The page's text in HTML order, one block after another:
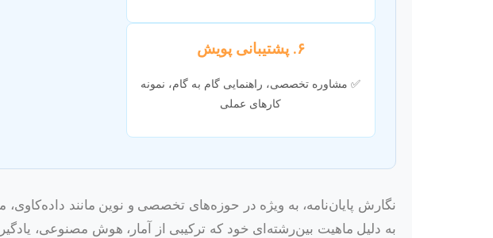
۶. پشتیبانی پویش
✅ مشاوره تخصصی، راهنمایی گام به گام، نمونه
کارهای عملی
نگارش پایان‌نامه، به ویژه در حوزه‌های تخصصی و نوین مانند
به دلیل ماهیت بین‌رشته‌ای خود که ترکیبی از آمار، هوش مصنوعی،